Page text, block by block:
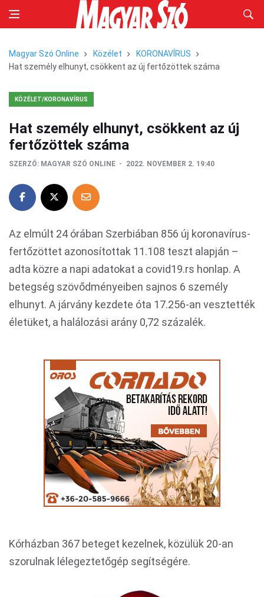
Magyar Szó Online Közélet
KORONAVÍRUS
Hat személy elhunyt, csökkent az új fertőzöttek száma
KÖZÉLET/KORONAVÍRUS
Hat személy elhunyt, csökkent az új
fertőzöttek száma
SZERZŐ: MAGYAR SZÓ ONLINE 2022. NOVEMBER 2. 19:40
Az elmúlt 24 órában Szerbiában 856 új koronavírus-
fertőzöttet azonosítottak 11.108 teszt alapján –
adta közre a napi adatokat a covid19.rs honlap. A
betegség szövődményeiben sajnos 6 személy
elhunyt. A járvány kezdete óta 17.256-an vesztették
életüket, a halálozási arány 0,72 százalék.
Kórházban 367 beteget kezelnek, közülük 20-an
szorulnak lélegeztetőgép segítségére.